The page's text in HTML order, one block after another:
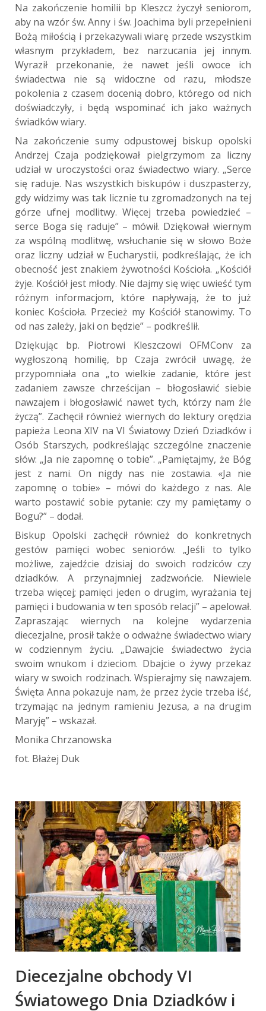
Na zakończenie homilii bp Kleszcz życzył seniorom,
aby na wzór św. Anny i św. Joachima byli przepełnieni
Bożą miłością i przekazywali wiarę przede wszystkim
własnym przykładem, bez narzucania jej innym.
Wyraził przekonanie, że nawet jeśli owoce ich
świadectwa nie są widoczne od razu, młodsze
pokolenia z czasem docenią dobro, którego od nich
doświadczyły, i będą wspominać ich jako ważnych
świadków wiary.
Na zakończenie sumy odpustowej biskup opolski
Andrzej Czaja podziękował pielgrzymom za liczny
udział w uroczystości oraz świadectwo wiary. „Serce
się raduje. Nas wszystkich biskupów i duszpasterzy,
gdy widzimy was tak licznie tu zgromadzonych na tej
górze ufnej modlitwy. Więcej trzeba powiedzieć –
serce Boga się raduje” – mówił. Dziękował wiernym
za wspólną modlitwę, wsłuchanie się w słowo Boże
oraz liczny udział w Eucharystii, podkreślając, że ich
obecność jest znakiem żywotności Kościoła. „Kościół
żyje. Kościół jest młody. Nie dajmy się więc uwieść tym
różnym informacjom, które napływają, że to już
koniec Kościoła. Przecież my Kościół stanowimy. To
od nas zależy, jaki on będzie” – podkreślił.
Dziękując bp. Piotrowi Kleszczowi OFMConv za
wygłoszoną homilię, bp Czaja zwrócił uwagę, że
przypomniała ona „to wielkie zadanie, które jest
zadaniem zawsze chrześcijan – błogosławić siebie
nawzajem i błogosławić nawet tych, którzy nam źle
życzą”. Zachęcił również wiernych do lektury orędzia
papieża Leona XIV na VI Światowy Dzień Dziadków i
Osób Starszych, podkreślając szczególne znaczenie
słów: „Ja nie zapomnę o tobie”. „Pamiętajmy, że Bóg
jest z nami. On nigdy nas nie zostawia. «Ja nie
zapomnę o tobie» – mówi do każdego z nas. Ale
warto postawić sobie pytanie: czy my pamiętamy o
Bogu?” – dodał.
Biskup Opolski zachęcił również do konkretnych
gestów pamięci wobec seniorów. „Jeśli to tylko
możliwe, zajedźcie dzisiaj do swoich rodziców czy
dziadków. A przynajmniej zadzwońcie. Niewiele
trzeba więcej; pamięci jeden o drugim, wyrażania tej
pamięci i budowania w ten sposób relacji” – apelował.
Zapraszając wiernych na kolejne wydarzenia
diecezjalne, prosił także o odważne świadectwo wiary
w codziennym życiu. „Dawajcie świadectwo życia
swoim wnukom i dzieciom. Dbajcie o żywy przekaz
wiary w swoich rodzinach. Wspierajmy się nawzajem.
Święta Anna pokazuje nam, że przez życie trzeba iść,
trzymając na jednym ramieniu Jezusa, a na drugim
Maryję” – wskazał.
Monika Chrzanowska
fot. Błażej Duk
Diecezjalne obchody VI
Światowego Dnia Dziadków i